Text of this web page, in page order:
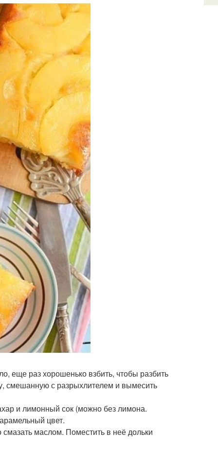
еще раз хорошенько взбить, чтобы разбить
смешанную с разрыхлителем и вымесить
и лимонный сок (можно без лимона.
цвет.
маслом. Поместить в неё дольки